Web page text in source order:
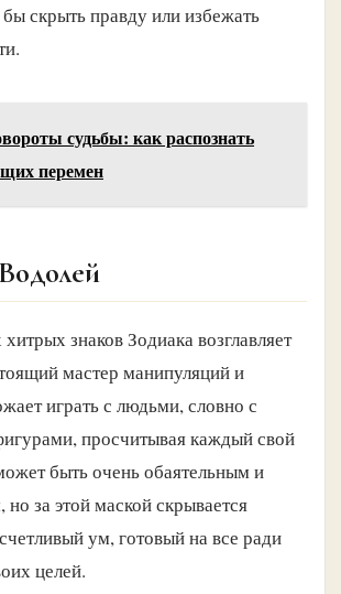
скрыть правду или избежать
судьбы: как распознать
перемен
знаков Зодиака возглавляет
мастер манипуляций и
играть с людьми, словно с
просчитывая каждый свой
быть очень обаятельным и
за этой маской скрывается
ум, готовый на все ради
целей.